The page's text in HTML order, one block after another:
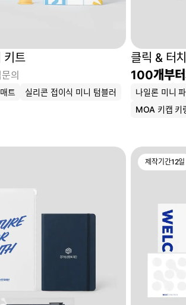
키트
의
트 실리콘 접이식 미니 텀블러
클릭 & 터
100개부터
나일론 미니
MOA 키캡 키
제작기간12일